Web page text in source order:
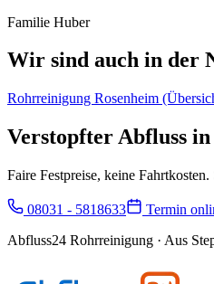
Familie Huber
Wir sind auch in der
Rohrreinigung Rosenheim
Verstopfter Abfluss in
Faire Festpreise, keine
08031 - 5818633
Termin
Abfluss24 Rohrreinigung · Aus